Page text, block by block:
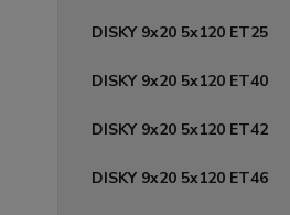
DISKY 9x20 5x120 ET25
DISKY 9x20 5x120 ET40
DISKY 9x20 5x120 ET42
DISKY 9x20 5x120 ET46